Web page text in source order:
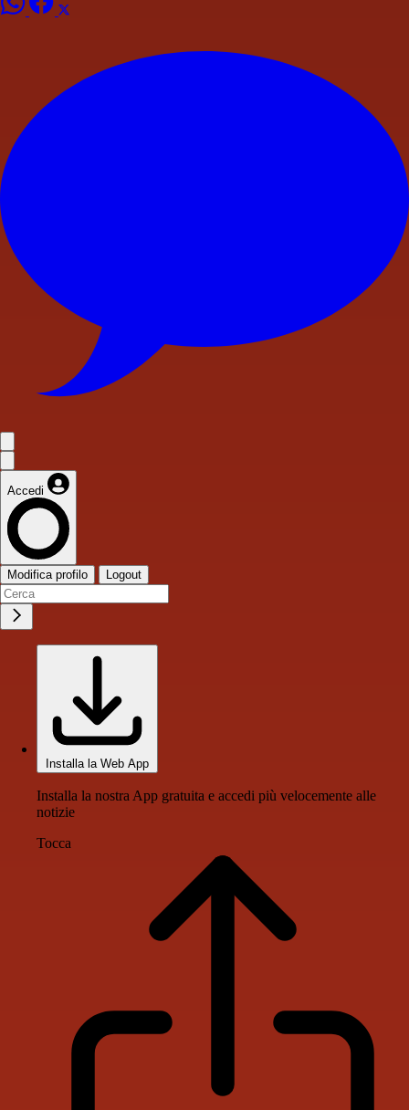
Accedi
Modifica profilo Logout
Installa la Web App
Installa la nostra App gratuita e accedi più velocemente alle
notizie
Tocca